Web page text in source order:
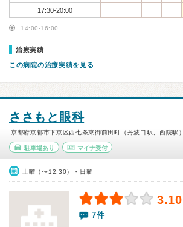
17:30-20:00
14:00-16:00
治療実績
この病院の治療実績を見る
ささもと眼科
京都府京都市下京区西七条東御前田町（丹波口駅、西院駅）
駐車場あり マイナ受付
土曜（〜12:30）・日曜
3.10
7件